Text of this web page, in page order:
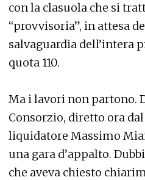
con la clasuola che si
“provvisoria”, in attesa
salvaguardia dell’intera
quota 110.
Ma i lavori non partono.
Consorzio, diretto ora
liquidatore Massimo
una gara d’appalto.
che aveva chiesto